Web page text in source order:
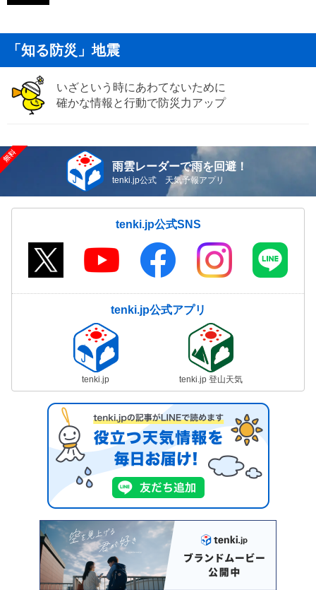
「知る防災」地震
いざという時にあわてないために
確かな情報と行動で防災力アップ
雨雲レーダーで雨を回避！
tenki.jp公式 天気予報アプリ
tenki.jp公式SNS
tenki.jp公式アプリ
tenki.jp tenki.jp 登山天気